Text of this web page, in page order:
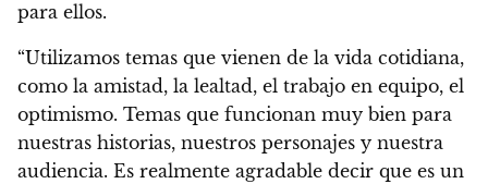
para ellos.
“Utilizamos temas que vienen de la vida cotidiana,
como la amistad, la lealtad, el trabajo en equipo, el
optimismo. Temas que funcionan muy bien para
nuestras historias, nuestros personajes y nuestra
audiencia. Es realmente agradable decir que es un